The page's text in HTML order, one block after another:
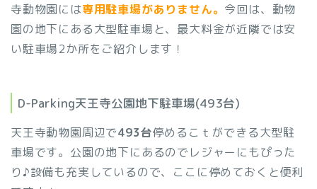
寺動物園には専用駐車場がありません。 今回は、動物
園の地下にある大型駐車場と、最大料金が近隣では安
い駐車場2か所をご紹介します！
D-Parking天王寺公園地下駐車場(493台)
天王寺動物園周辺で493台停めるこｔができる大型駐
車場です。公園の地下にあるのでレジャーにもぴった
り♪設備も充実しているので、ここに停めておくと便利